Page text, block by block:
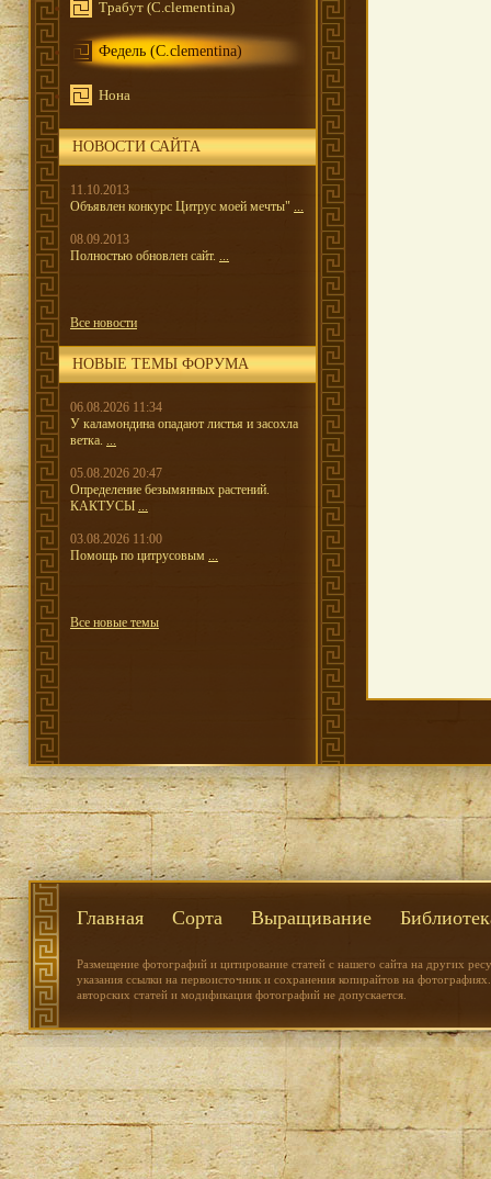
Трабут (C.clementina)
Федель (C.clementina)
Нона
НОВОСТИ САЙТА
11.10.2013
Объявлен конкурс Цитрус моей мечты" ...
08.09.2013
Полностью обновлен сайт. ...
Все новости
НОВЫЕ ТЕМЫ ФОРУМА
06.08.2026 11:34
У каламондина опадают листья и засохла
ветка. ...
05.08.2026 20:47
Определение безымянных растений.
КАКТУСЫ ...
03.08.2026 11:00
Помощь по цитрусовым ...
Все новые темы
Главная Сорта Выращивание
Размещение фотографий и цитирование статей с нашего сайта на других
указания ссылки на первоисточник и сохранения копирайтов на
авторских статей и модификация фотографий не допускается.